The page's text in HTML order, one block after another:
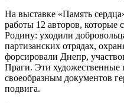
На выставке «Память
работы 12 авторов,
Родину: уходили
партизанских отрядах,
форсировали Днепр,
Праги. Эти художественные
своеобразным документов
подвига.